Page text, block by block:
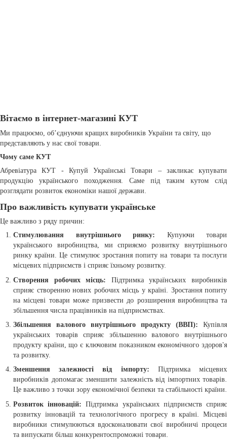
Вітаємо в інтернет-магазині КУТ
Ми працюємо, об’єднуючи кращих виробників України та світу, що
представляють у нас свої товари.
Чому саме КУТ
Абревіатура КУТ - Купуй Українські Товари – закликає купувати
продукцію українського походження. Саме під таким кутом слід
розглядати розвиток економіки нашої держави.
Про важливість купувати українське
Це важливо з ряду причин:
Стимулювання внутрішнього ринку: Купуючи товари
українського виробництва, ми сприяємо розвитку внутрішнього
ринку країни. Це стимулює зростання попиту на товари та послуги
місцевих підприємств і сприяє їхньому розвитку.
Створення робочих місць: Підтримка українських виробників
сприяє створенню нових робочих місць у країні. Зростання попиту
на місцеві товари може призвести до розширення виробництва та
збільшення числа працівників на підприємствах.
Збільшення валового внутрішнього продукту (ВВП): Купівля
українських товарів сприяє збільшенню валового внутрішнього
продукту країни, що є ключовим показником економічного здоров'я
та розвитку.
Зменшення залежності від імпорту: Підтримка місцевих
виробників допомагає зменшити залежність від імпортних товарів.
Це важливо з точки зору економічної безпеки та стабільності країни.
Розвиток інновацій: Підтримка українських підприємств сприяє
розвитку інновацій та технологічного прогресу в країні. Місцеві
виробники стимулюються вдосконалювати свої виробничі процеси
та випускати більш конкурентоспроможні товари.